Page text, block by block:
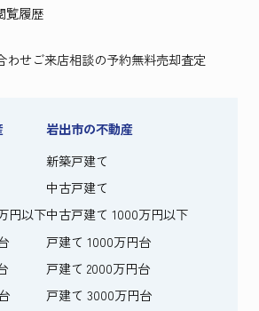
覧履歴
わせご来店相談の予約無料売却査定
円以下
岩出市の不動産
新築戸建て
中古戸建て
中古戸建て 1000万円以下
戸建て 1000万円台
戸建て 2000万円台
戸建て 3000万円台